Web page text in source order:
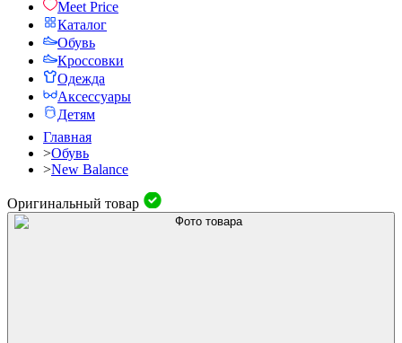
Meet Price
Каталог
Обувь
Кроссовки
Одежда
Аксессуары
Детям
Главная
>Обувь
>New Balance
Оригинальный товар